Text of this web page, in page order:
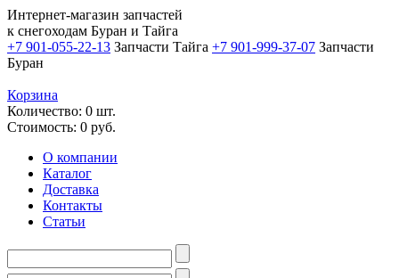
Интернет-магазин запчастей
к снегоходам Буран и Тайга
+7 901-055-22-13 Запчасти Тайга +7 901-999-37-07 Запчасти
Буран
Корзина
Количество: 0 шт.
Стоимость: 0 руб.
О компании
Каталог
Доставка
Контакты
Статьи